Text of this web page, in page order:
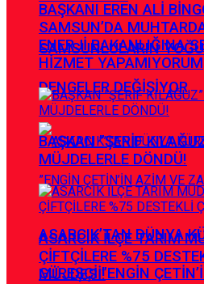
BAŞKANI EREN ALİ
SAMSUNLULARIN
DENGELER DEĞİŞİYOR
ASARCIK’TAN DÜNYA
GÜREŞÇİ ”ENGİN
SAMSUN’DA
ENERJİ BAKANLIĞINA
HİZMET YAPAMIYORUM
BAŞKAN ”ŞERİF
MÜJDELERLE DÖNDÜ!
ASARCIK İLÇE TARIM
ÇİFTÇİLERE %75
MÜJDESİ!